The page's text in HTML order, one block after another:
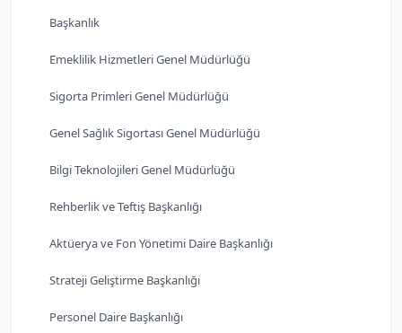
Başkanlık
Emeklilik Hizmetleri Genel Müdürlüğü
Sigorta Primleri Genel Müdürlüğü
Genel Sağlık Sigortası Genel Müdürlüğü
Bilgi Teknolojileri Genel Müdürlüğü
Rehberlik ve Teftiş Başkanlığı
Aktüerya ve Fon Yönetimi Daire Başkanlığı
Strateji Geliştirme Başkanlığı
Personel Daire Başkanlığı